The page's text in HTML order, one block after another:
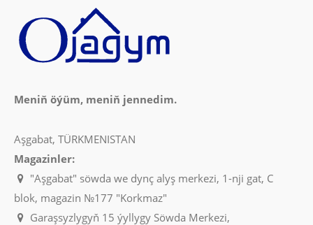
Meniň öýüm, meniň jennedim.
Aşgabat, TÜRKMENISTAN
Magazinler:
"Aşgabat" söwda we dynç alyş merkezi, 1-nji gat, C
blok, magazin №177 "Korkmaz"
Garaşsyzlygyň 15 ýyllygy Söwda Merkezi,